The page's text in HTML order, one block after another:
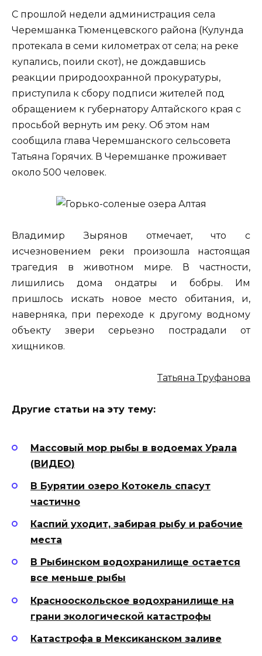
С прошлой недели администрация села
Черемшанка Тюменцевского района (Кулунда
протекала в семи километрах от села; на реке
купались, поили скот), не дождавшись
реакции природоохранной прокуратуры,
приступила к сбору подписи жителей под
обращением к губернатору Алтайского края с
просьбой вернуть им реку. Об этом нам
сообщила глава Черемшанского сельсовета
Татьяна Горячих. В Черемшанке проживает
около 500 человек.
Владимир Зырянов отмечает, что с
исчезновением реки произошла настоящая
трагедия в животном мире. В частности,
лишились дома ондатры и бобры. Им
пришлось искать новое место обитания, и,
наверняка, при переходе к другому водному
объекту звери серьезно пострадали от
хищников.
Татьяна Труфанова
Другие статьи на эту тему:
Массовый мор рыбы в водоемах Урала
(ВИДЕО)
В Бурятии озеро Котокель спасут
частично
Каспий уходит, забирая рыбу и рабочие
места
В Рыбинском водохранилище остается
все меньше рыбы
Краснооскольское водохранилище на
грани экологической катастрофы
Катастрофа в Мексиканском заливе